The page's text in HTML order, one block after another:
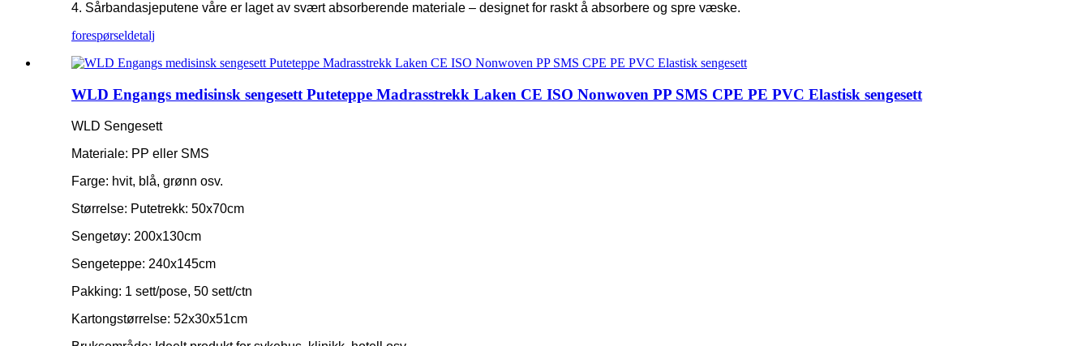
4. Sårbandasjeputene våre er laget av svært absorberende materiale – designet for raskt å absorbere og spre væske.
forespørseldetalj
WLD Engangs medisinsk sengesett Puteteppe Madrasstrekk Laken CE ISO Nonwoven PP SMS CPE PE PVC Elastisk sengesett
WLD Sengesett
Materiale: PP eller SMS
Farge: hvit, blå, grønn osv.
Størrelse: Putetrekk: 50x70cm
Sengetøy: 200x130cm
Sengeteppe: 240x145cm
Pakking: 1 sett/pose, 50 sett/ctn
Kartongstørrelse: 52x30x51cm